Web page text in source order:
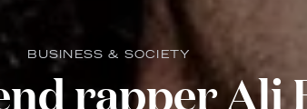
BUSINESS & SOCIETY
rapper Ali